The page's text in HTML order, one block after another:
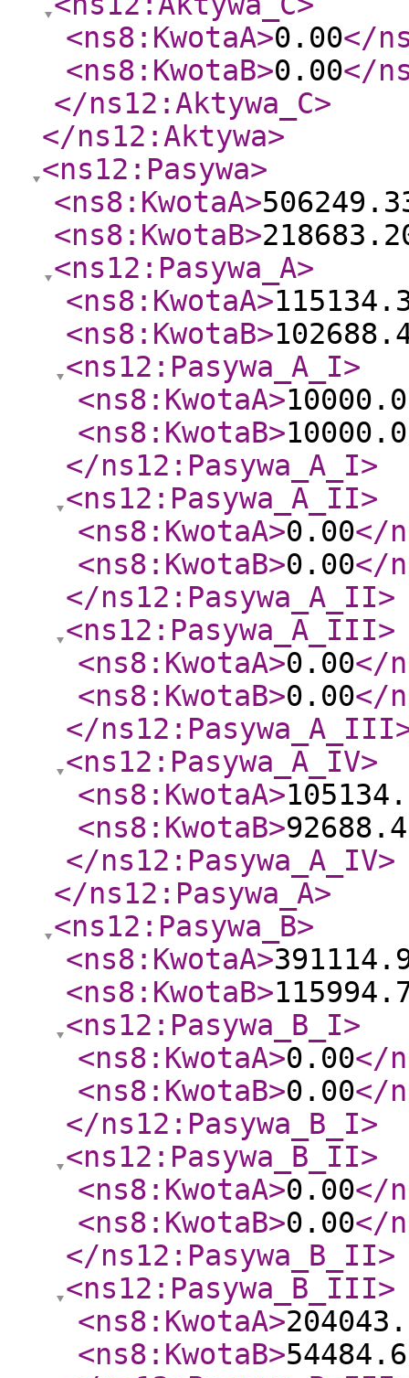
<ns8:KwotaA>0.00</
<ns8:KwotaB>0.00</
</ns12:Aktywa_C>
</ns12:Aktywa>
<ns12:Pasywa>
<ns8:KwotaA>
<ns8:KwotaB>
<ns12:Pasywa_A>
<ns8:KwotaA>
<ns8:KwotaB>
<ns12:Pasywa_A_I>
<ns8:KwotaA>
<ns8:KwotaB>
</ns12:Pasywa_A_I>
<ns12:Pasywa_A_II>
<ns8:KwotaA>0.00</
<ns8:KwotaB>0.00</
</ns12:Pasywa_A_II>
<ns12:Pasywa_A_III>
<ns8:KwotaA>0.00</
<ns8:KwotaB>0.00</
</ns12:Pasywa_A_III
<ns12:Pasywa_A_IV>
<ns8:KwotaA>
<ns8:KwotaB>
</ns12:Pasywa_A_IV>
</ns12:Pasywa_A>
<ns12:Pasywa_B>
<ns8:KwotaA>
<ns8:KwotaB>
<ns12:Pasywa_B_I>
<ns8:KwotaA>0.00</
<ns8:KwotaB>0.00</
</ns12:Pasywa_B_I>
<ns12:Pasywa_B_II>
<ns8:KwotaA>0.00</
<ns8:KwotaB>0.00</
</ns12:Pasywa_B_II>
<ns12:Pasywa_B_III>
<ns8:KwotaA>
<ns8:KwotaB>